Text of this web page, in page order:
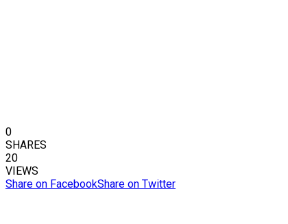
0
SHARES
20
VIEWS
Share on FacebookShare on Twitter